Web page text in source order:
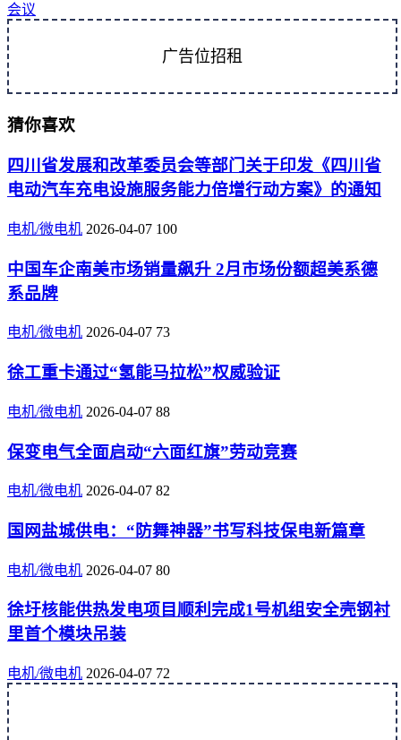
会议
广告位招租
猜你喜欢
四川省发展和改革委员会等部门关于印发《四川省
电动汽车充电设施服务能力倍增行动方案》的通知
电机/微电机 2026-04-07 100
中国车企南美市场销量飙升 2月市场份额超美系德
系品牌
电机/微电机 2026-04-07 73
徐工重卡通过“氢能马拉松”权威验证
电机/微电机 2026-04-07 88
保变电气全面启动“六面红旗”劳动竞赛
电机/微电机 2026-04-07 82
国网盐城供电：“防舞神器”书写科技保电新篇章
电机/微电机 2026-04-07 80
徐圩核能供热发电项目顺利完成1号机组安全壳钢衬
里首个模块吊装
电机/微电机 2026-04-07 72